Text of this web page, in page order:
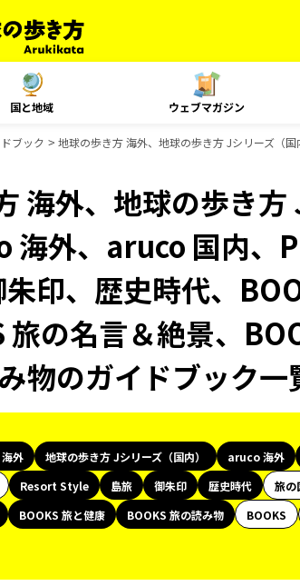
国と地域 ウェブマガジン
ブック 地球の歩き方 海外、地球の歩き方 Jシリーズ（
海外、地球の歩き方
海外、aruco 国内
印、歴史時代、
旅の名言＆絶景、
物のガイドブック一
外 地球の歩き方 Jシリーズ（国内） aruco 海外
Resort Style 島旅 御朱印 歴史時代 旅の
BOOKS 旅と健康 BOOKS 旅の読み物 BOOKS